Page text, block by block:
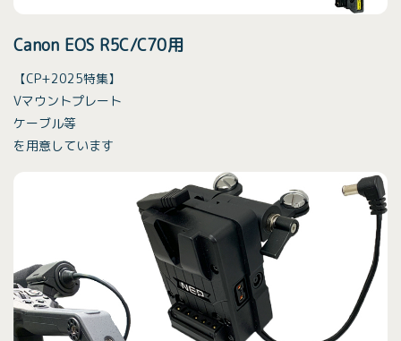
Canon EOS R5C/C70用
【CP+2025特集】
Vマウントプレート
ケーブル等
を用意しています